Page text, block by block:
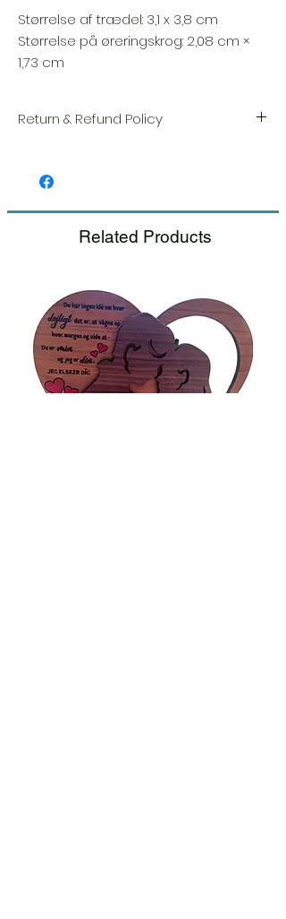
Størrelse af trædel: 3,1 x 3,8 cm
Størrelse på øreringskrog: 2,08 cm ×
1,73 cm
Return & Refund Policy
vores højeste prioritet, og vi inspicerer altid
Hvis du bemærker nogen skade, når du
billede, så sørger vi for en hurtig
udskiftning.Se venligst vores retur- og
tilbagebetalingspolitik.
Related Products